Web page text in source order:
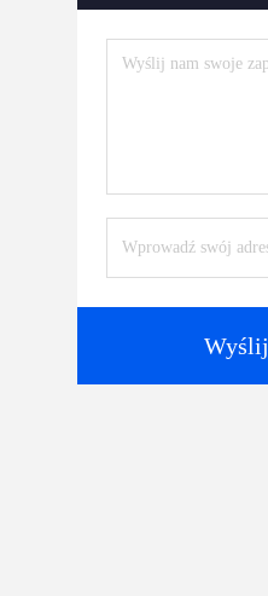
Wyślij